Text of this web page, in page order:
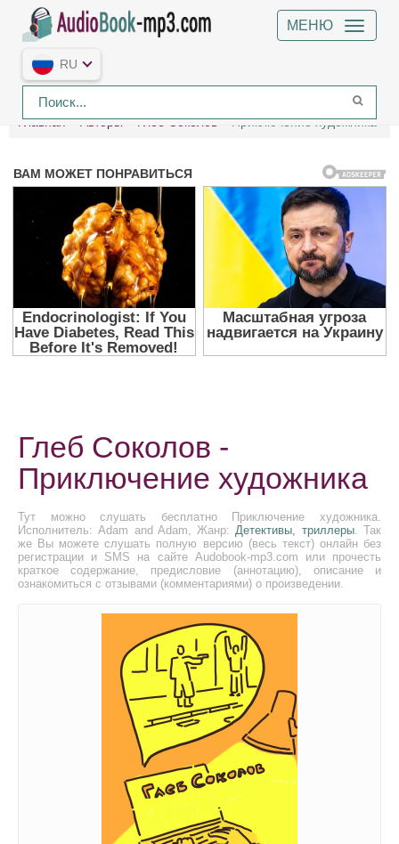
МЕНЮ
RU
Главная Авторы Глеб Соколов Приключение художника
Глеб Соколов -
Приключение художника
Тут можно слушать бесплатно Приключение художника.
Исполнитель: Adam and Adam, Жанр:Детективы, триллеры. Так
же Вы можете слушать полную версию (весь текст) онлайн без
регистрации и SMS на сайте Audobook-mp3.com или прочесть
краткое содержание, предисловие (аннотацию), описание и
ознакомиться с отзывами (комментариями) о произведении.